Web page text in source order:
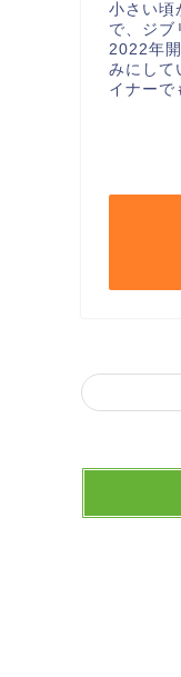
小さい頃
で、ジブ
2022年
みにして
イナーで